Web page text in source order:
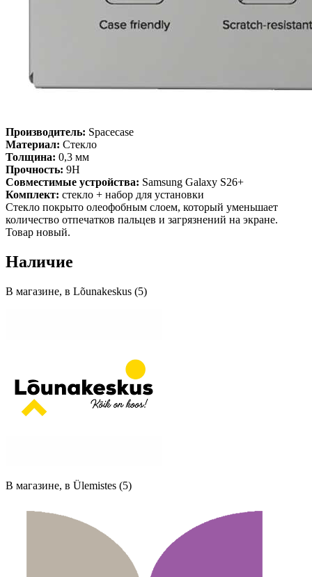
Производитель: Spacecase
Материал: Стекло
Толщина: 0,3 мм
Прочность: 9H
Совместимые устройства: Samsung Galaxy S26+
Комплект: стекло + набор для установки
Стекло покрыто олеофобным слоем, который уменьшает
количество отпечатков пальцев и загрязнений на экране.
Товар новый.
Наличие
В магазине, в Lõunakeskus (5)
В магазине, в Ülemistes (5)